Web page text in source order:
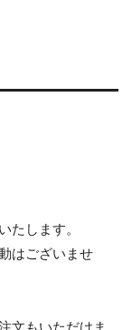
たします。
はございませ
文もいただけま